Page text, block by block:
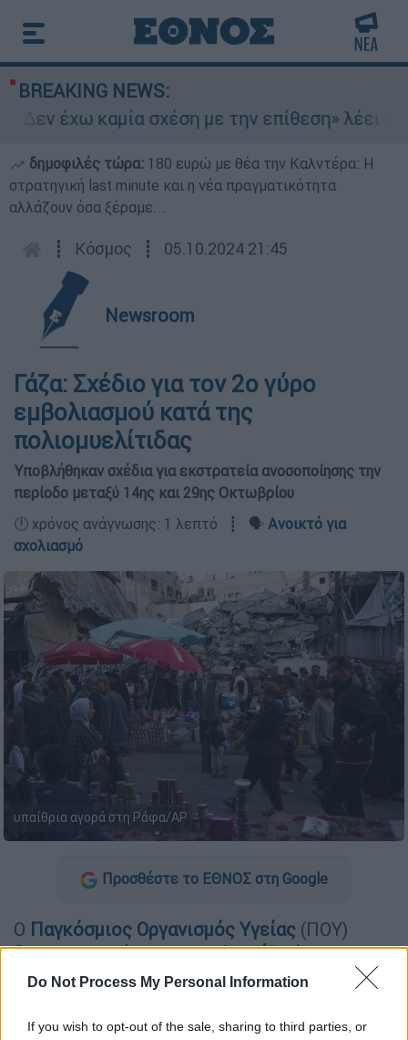
Do Not Process My Personal Information
If you wish to opt-out of the sale, sharing to third parties, or
BREAKING NEWS:
έχω καμία σχέση με την επίθεση» λέει η
δημοφιλές τώρα: 180 ευρώ με θέα την Καλντέρα: Η
στρατηγική last minute και η νέα πραγματικότητα
αλλάζουν όσα ξέραμε...
┋ Κόσμος ┋ 05.10.2024 21:45
Newsroom
Γάζα: Σχέδιο για τον 2ο γύρο
εμβολιασμού κατά της
πολιομυελίτιδας
Υποβλήθηκαν σχέδια για εκστρατεία ανοσοποίησης την
περίοδο μεταξύ 14ης και 29ης Οκτωβρίου
🕛 χρόνος ανάγνωσης: 1 λεπτό ┋ 🗣️ Ανοικτό για
σχολιασμό
υπαίθρια αγορά στη Ράφα/AP
Προσθέστε το ΕΘΝΟΣ στη Google
Ο Παγκόσμιος Οργανισμός Υγείας (ΠΟΥ)
διαπραγματεύεται με τοΙσραήλ νέες
«παύσεις» των στρατιωτικών επιχειρήσεων
Λωρίδα της Γάζας, ώστε να μπορέσει να